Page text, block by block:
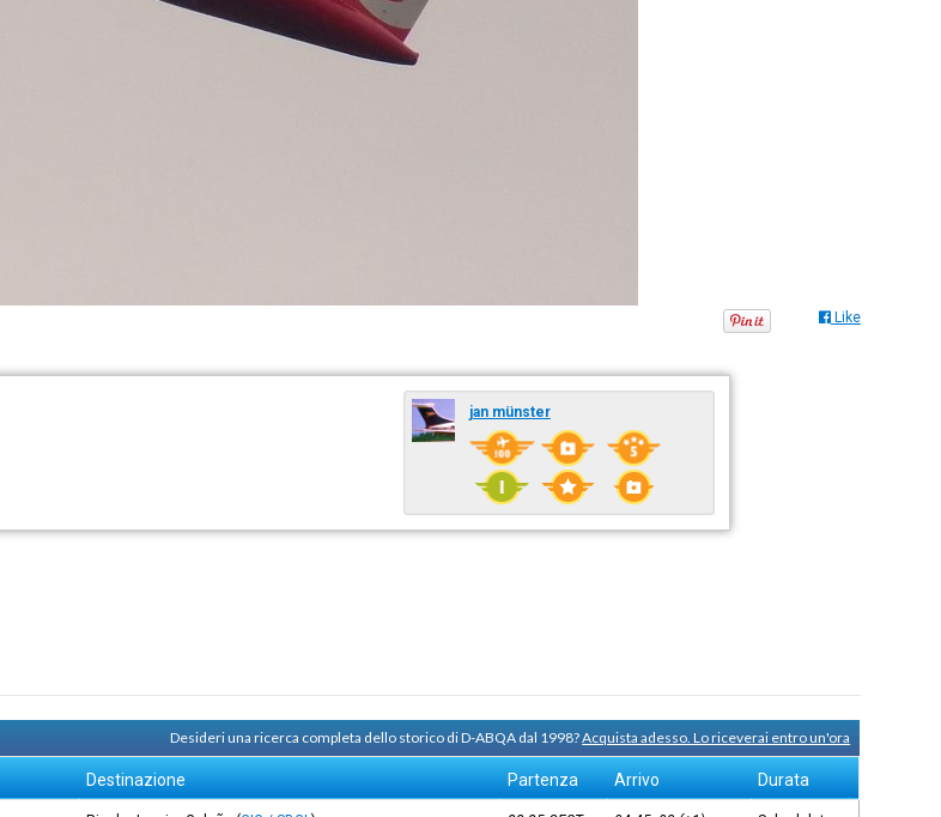
Like
jan münster
Desideri una ricerca completa dello storico di D-ABQA dal 1998?Acquista adesso. Lo riceverai entro un'ora
Destinazione Partenza Arrivo Durata